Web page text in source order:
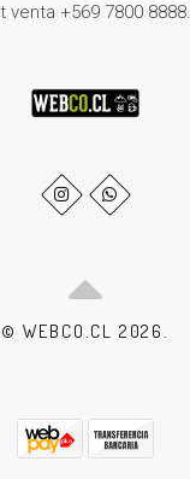
+569 7800 8888.
© WEBCO.CL 2026.